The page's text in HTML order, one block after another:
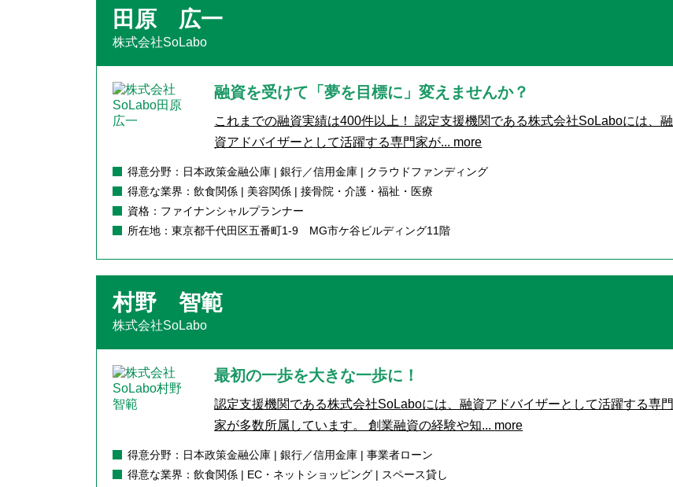
田原 広一
株式会社SoLabo
融資を受けて「夢を目標に」変えませんか？
これまでの融資実績は400件以上！ 認定支援機関である株式会社SoLaboには、融
資アドバイザーとして活躍する専門家が... more
得意分野：日本政策金融公庫 | 銀行／信用金庫 | クラウドファンディング
得意な業界：飲食関係 | 美容関係 | 接骨院・介護・福祉・医療
資格：ファイナンシャルプランナー
所在地：東京都千代田区五番町1-9 MG市ケ谷ビルディング11階
村野 智範
株式会社SoLabo
最初の一歩を大きな一歩に！
認定支援機関である株式会社SoLaboには、融資アドバイザーとして活躍する専門
家が多数所属しています。 創業融資の経験や知... more
得意分野：日本政策金融公庫 | 銀行／信用金庫 | 事業者ローン
得意な業界：飲食関係 | EC・ネットショッピング | スペース貸し